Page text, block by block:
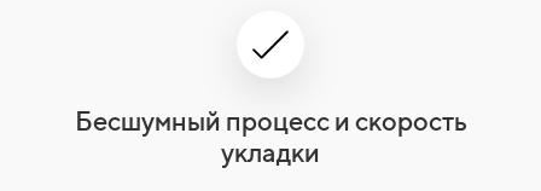
Бесшумный процесс и скорость
укладки